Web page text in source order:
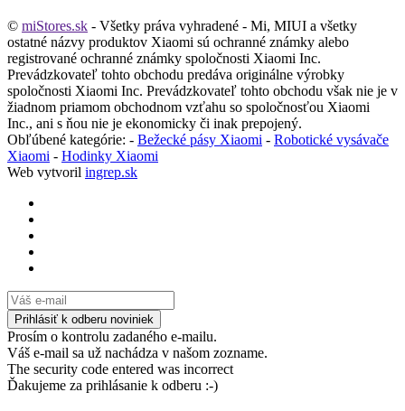
© miStores.sk - Všetky práva vyhradené - Mi, MIUI a všetky
ostatné názvy produktov Xiaomi sú ochranné známky alebo
registrované ochranné známky spoločnosti Xiaomi Inc.
Prevádzkovateľ tohto obchodu predáva originálne výrobky
spoločnosti Xiaomi Inc. Prevádzkovateľ tohto obchodu však nie je v
žiadnom priamom obchodnom vzťahu so spoločnosťou Xiaomi
Inc., ani s ňou nie je ekonomicky či inak prepojený.
Obľúbené kategórie: - Bežecké pásy Xiaomi - Robotické vysávače
Xiaomi - Hodinky Xiaomi
Web vytvoril ingrep.sk
Prosím o kontrolu zadaného e-mailu.
Váš e-mail sa už nachádza v našom zozname.
The security code entered was incorrect
Ďakujeme za prihlásanie k odberu :-)